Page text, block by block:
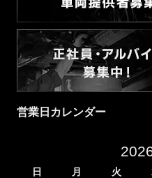
営業日カレンダー
日 月 火